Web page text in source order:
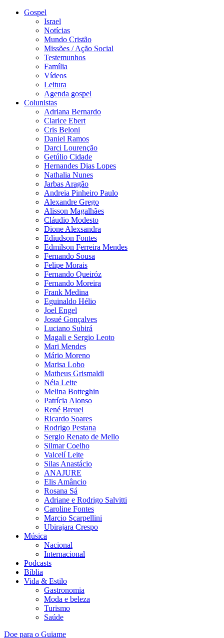
Gospel
Israel
Notícias
Mundo Cristão
Missões / Ação Social
Testemunhos
Família
Vídeos
Leitura
Agenda gospel
Colunistas
Adriana Bernardo
Clarice Ebert
Cris Beloni
Daniel Ramos
Darci Lourenção
Getúlio Cidade
Hernandes Dias Lopes
Nathalia Nunes
Jarbas Aragão
Andreia Pinheiro Paulo
Alexandre Grego
Alisson Magalhães
Cláudio Modesto
Dione Alexsandra
Ediudson Fontes
Edmilson Ferreira Mendes
Fernando Sousa
Felipe Morais
Fernando Queiróz
Fernando Moreira
Frank Medina
Eguinaldo Hélio
Joel Engel
Josué Gonçalves
Luciano Subirá
Magali e Sergio Leoto
Mari Mendes
Mário Moreno
Marisa Lobo
Matheus Grismaldi
Néia Leite
Melina Botteghin
Patrícia Alonso
René Breuel
Ricardo Soares
Rodrigo Pestana
Sergio Renato de Mello
Silmar Coelho
Valcelí Leite
Silas Anastácio
ANAJURE
Elis Amâncio
Rosana Sá
Adriane e Rodrigo Salvitti
Caroline Fontes
Marcio Scarpellini
Ubirajara Crespo
Música
Nacional
Internacional
Podcasts
Bíblia
Vida & Estilo
Gastronomia
Moda e beleza
Turismo
Saúde
Doe para o Guiame